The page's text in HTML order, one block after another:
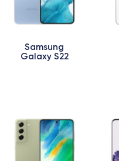
Samsung
Galaxy S22